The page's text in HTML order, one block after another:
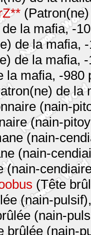
la mafia, -
de la mafia,
de la mafia,
la mafia, -980
de la
(nain-
(nain-
(nain-
(nain-
(Tête
(nain-
(nain-
brûlée (nain-